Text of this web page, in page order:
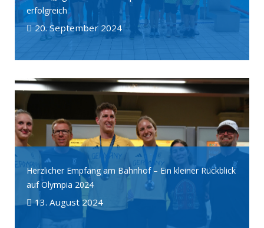
erfolgreich
20. September 2024
Herzlicher Empfang am Bahnhof – Ein kleiner Rückblick
auf Olympia 2024
13. August 2024